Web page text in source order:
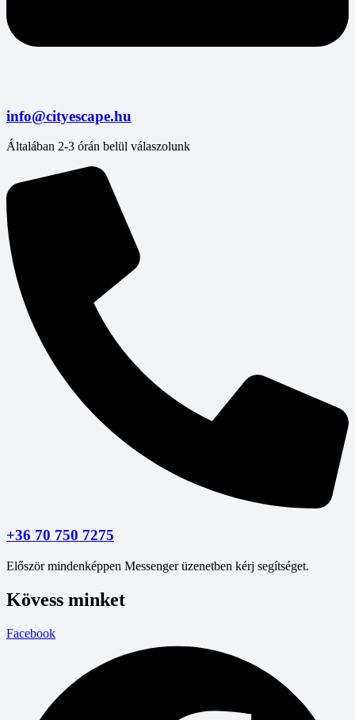
info@cityescape.hu
Általában 2-3 órán belül válaszolunk
+36 70 750 7275
Először mindenképpen Messenger üzenetben kérj segítséget.
Kövess minket
Facebook